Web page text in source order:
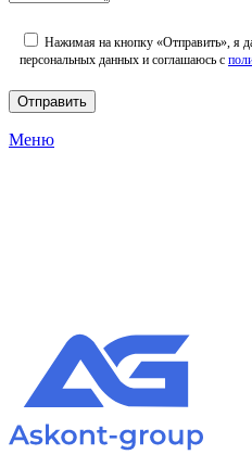
Нажимая на кнопку «Отправить», я
персональных данных и соглашаюсь с
Меню